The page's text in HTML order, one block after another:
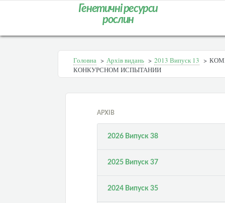
Генетичні ресурси
рослин
Головна > Архів видань > 2013 Випуск 13 >
КОНКУРСНОМ ИСПЫТАНИИ
АРХІВ
2026 Випуск 38
2025 Випуск 37
2024 Випуск 35